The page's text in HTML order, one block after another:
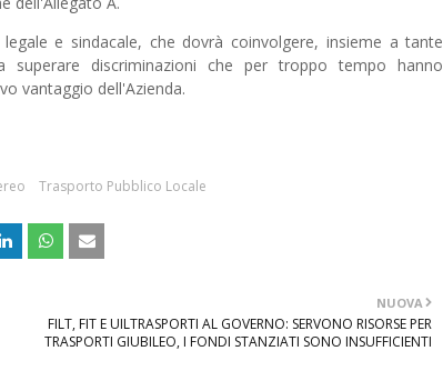
e sindacale, che dovrà coinvolgere, insieme a tante
discriminazioni che per troppo tempo hanno
vantaggio dell'Azienda.
Trasporto Pubblico Locale
NUOVA
FILT, FIT E UILTRASPORTI AL GOVERNO: SERVONO RISORSE PER
TRASPORTI GIUBILEO, I FONDI STANZIATI SONO INSUFFICIENTI